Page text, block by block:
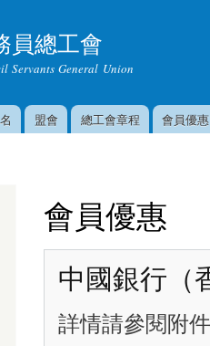
員總工會
Servants General Union
盟會 總工會章程 會員優惠
會員優惠
中國銀行（
詳情請參閱附